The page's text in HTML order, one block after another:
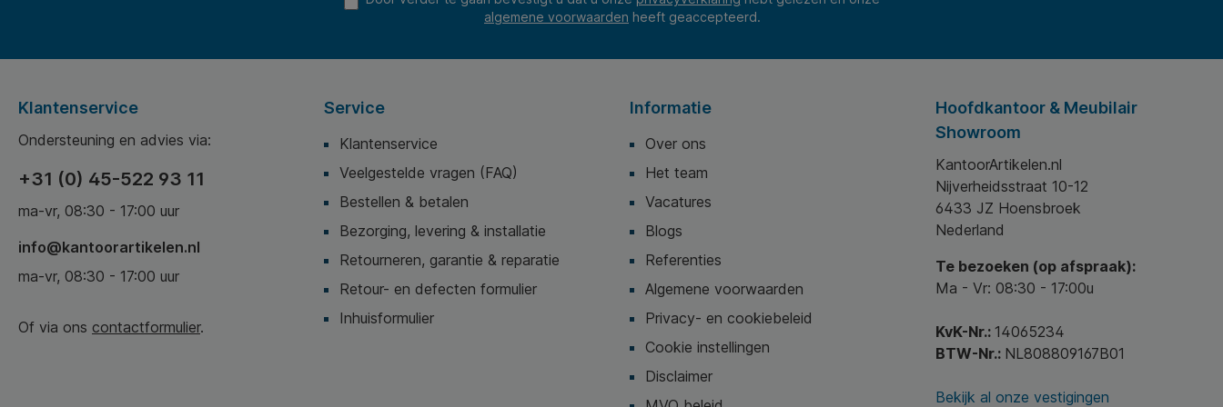
algemene voorwaarden heeft geaccepteerd.
Klantenservice
Ondersteuning en advies via:
+31 (0) 45-522 93 11
ma-vr, 08:30 - 17:00 uur
info@kantoorartikelen.nl
ma-vr, 08:30 - 17:00 uur
Of via ons contactformulier.
Service
Klantenservice
Veelgestelde vragen (FAQ)
Bestellen & betalen
Bezorging, levering & installatie
Retourneren, garantie & reparatie
Retour- en defecten formulier
Inhuisformulier
Informatie
Over ons
Het team
Vacatures
Blogs
Referenties
Algemene voorwaarden
Privacy- en cookiebeleid
Cookie instellingen
Disclaimer
Hoofdkantoor & Meubilair
Showroom
KantoorArtikelen.nl
Nijverheidsstraat 10-12
6433 JZ Hoensbroek
Nederland
Te bezoeken (op afspraak):
Ma - Vr: 08:30 - 17:00u
KvK-Nr.: 14065234
BTW-Nr.: NL808809167B01
Bekijk al onze vestigingen